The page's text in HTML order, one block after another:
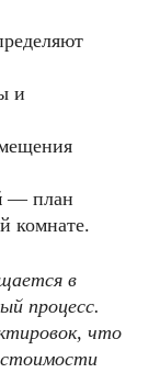
и
— план
комнате.
в
процесс.
что
стоимости